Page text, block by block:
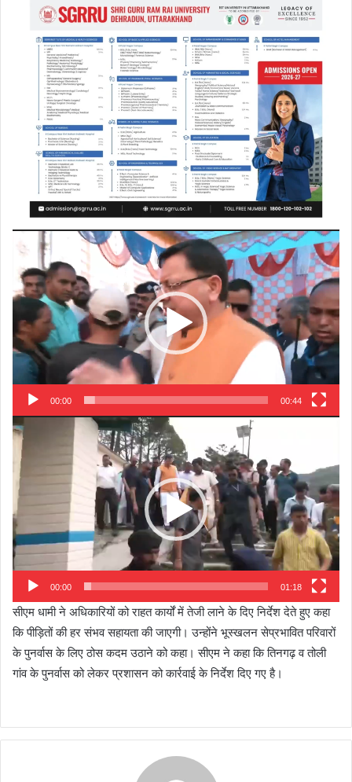
Video
Player
00:00 00:44
Video
Player
00:00 01:18
सीएम धामी ने अधिकारियों को राहत कार्यों में तेजी लाने के दिए निर्देश देते हुए कहा
कि पीड़ितों की हर संभव सहायता की जाएगी। उन्होंने भूस्खलन सेप्रभावित परिवारों
के पुनर्वास के लिए ठोस कदम उठाने को कहा। सीएम ने कहा कि तिनगढ़ व तोली
गांव के पुनर्वास को लेकर प्रशासन को कार्रवाई के निर्देश दिए गए है।